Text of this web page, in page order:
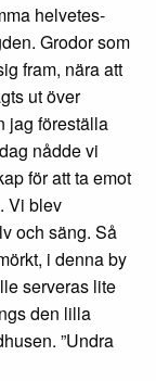
helvetes-
Grodor som
fram, nära att
ut över
jag föreställa
nådde vi
för att ta emot
Vi blev
och säng. Så
i denna by
serveras lite
den lilla
”Undra